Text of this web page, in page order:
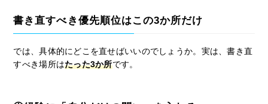
書き直すべき優先順位はこの3か所だけ
では、具体的にどこを直せばいいのでしょうか。実は、書き直
すべき場所はたった3か所です。